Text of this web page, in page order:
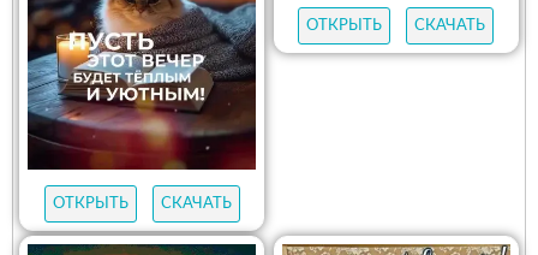
ОТКРЫТЬ СКАЧАТЬ
ОТКРЫТЬ СКАЧАТЬ